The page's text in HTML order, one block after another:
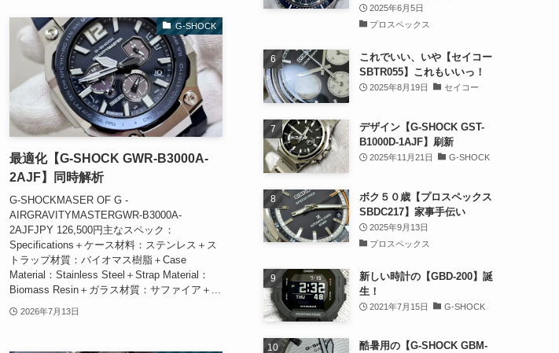
G-SHOCK
最適化【G-SHOCK GWR-B3000A-
2AJF】同時解析
G-SHOCKMASER OF G -
AIRGRAVITYMASTERGWR-B3000A-
2AJFJPY 126,500円主なスペック：
Specifications＋ケース材料：ステンレス＋ス
トラップ材質：バイオマス樹脂＋Case
Material：Stainless Steel＋Strap Material：
Biomass Resin＋ガラス材質：サファイア＋...
2026年7月13日
2025年6月5日
プロスペックス
これでいい、いや【セイコー
SBTR055】これもいいっ！
2025年8月19日 セイコー
デザイン【G-SHOCK GST-
B1000D-1AJF】刷新
2025年11月21日 G-SHOCK
ボク５０歳【プロスペックス
SBDC217】家事手伝い
2025年9月13日
プロスペックス
新しい時計の【GBD-200】誕
生！
2021年7月15日 G-SHOCK
酷暑用の【G-SHOCK GBM-